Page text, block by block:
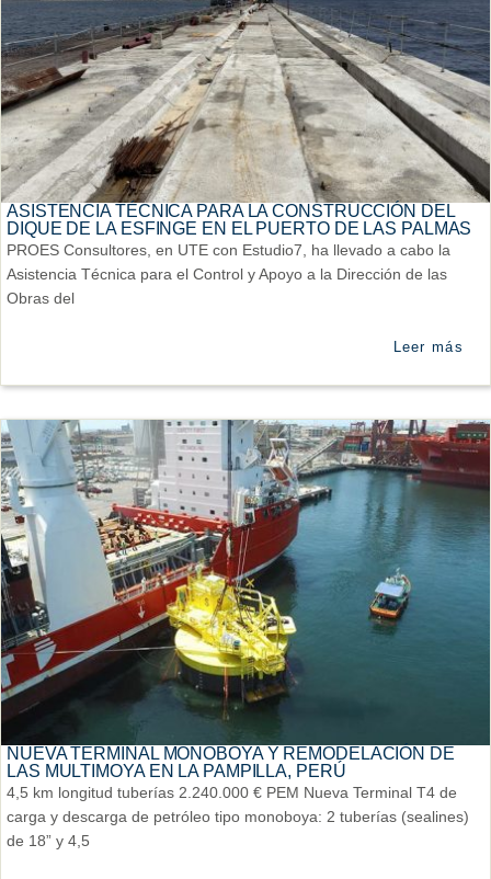
ASISTENCIA TÉCNICA PARA LA CONSTRUCCIÓN DEL
DIQUE DE LA ESFINGE EN EL PUERTO DE LAS PALMAS
PROES Consultores, en UTE con Estudio7, ha llevado a cabo la
Asistencia Técnica para el Control y Apoyo a la Dirección de las
Obras del
Leer más
NUEVA TERMINAL MONOBOYA Y REMODELACIÓN DE
LAS MULTIMOYA EN LA PAMPILLA, PERÚ
4,5 km longitud tuberías 2.240.000 € PEM Nueva Terminal T4 de
carga y descarga de petróleo tipo monoboya: 2 tuberías (sealines)
de 18” y 4,5